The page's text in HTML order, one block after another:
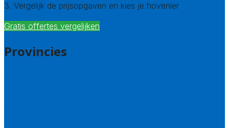
3. Vergelijk de prijsopgaven en kies je hovenier
Gratis offertes vergelijken
Provincies